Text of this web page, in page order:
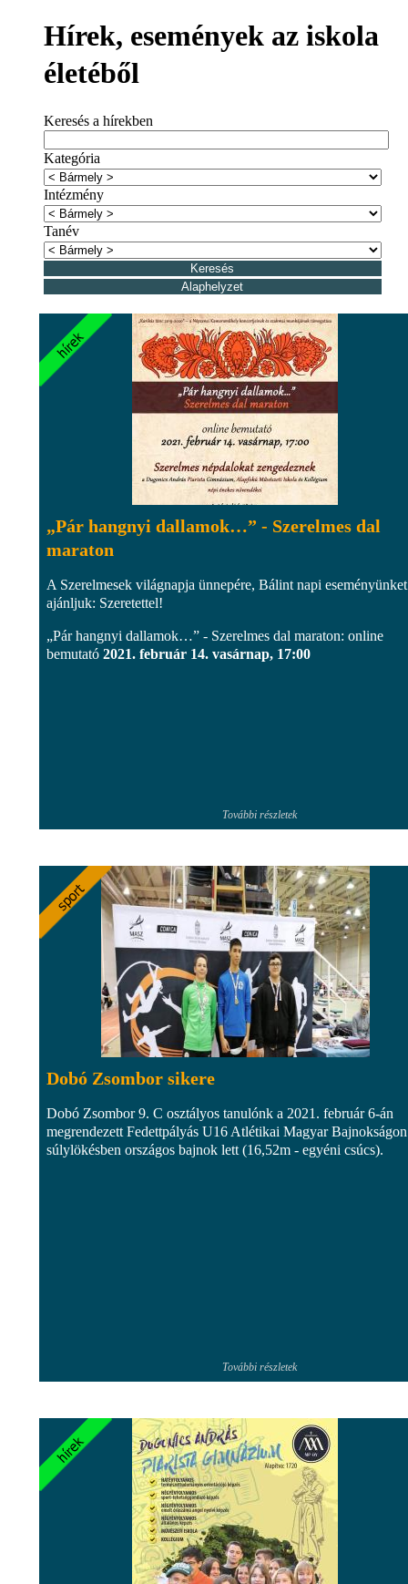
Hírek, események az iskola
életéből
Keresés a hírekben
Kategória
Intézmény
Tanév
„Pár hangnyi dallamok…” - Szerelmes dal
maraton
A Szerelmesek világnapja ünnepére, Bálint napi eseményünket
ajánljuk: Szeretettel!
„Pár hangnyi dallamok…” - Szerelmes dal maraton: online
bemutató 2021. február 14. vasárnap, 17:00
További részletek
Dobó Zsombor sikere
Dobó Zsombor 9. C osztályos tanulónk a 2021. február 6-án
megrendezett Fedettpályás U16 Atlétikai Magyar Bajnokságon
súlylökésben országos bajnok lett (16,52m - egyéni csúcs).
További részletek